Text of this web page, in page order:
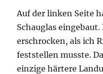
Auf der linken Seite
Schauglas
erschrocken, als ich
feststellen musste.
einzige härtere